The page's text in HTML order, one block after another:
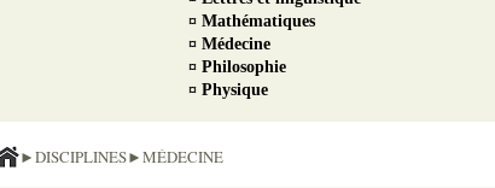
¤ Mathématiques
¤ Médecine
¤ Philosophie
¤ Physique
►DISCIPLINES►MÉDECINE